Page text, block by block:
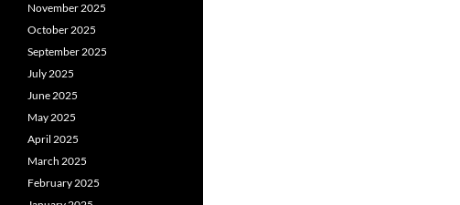
November 2025
October 2025
September 2025
July 2025
June 2025
May 2025
April 2025
March 2025
February 2025